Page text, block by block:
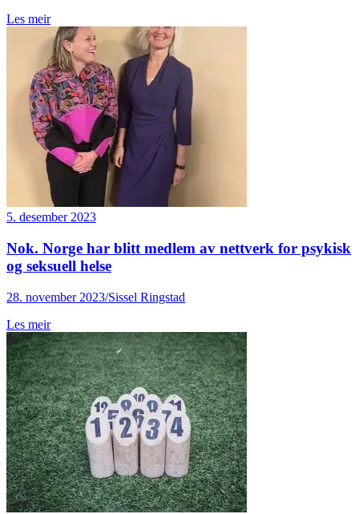
Les meir
5. desember 2023
Nok. Norge har blitt medlem av nettverk for psykisk
og seksuell helse
28. november 2023/Sissel Ringstad
Les meir